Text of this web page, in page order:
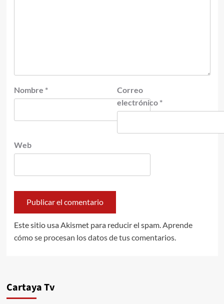
Nombre *
Correo
electrónico *
Web
Este sitio usa Akismet para reducir el spam. Aprende
cómo se procesan los datos de tus comentarios.
Cartaya Tv